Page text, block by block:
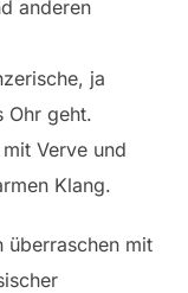
anderen
ja
Ohr geht.
Verve und
Klang.
überraschen mit